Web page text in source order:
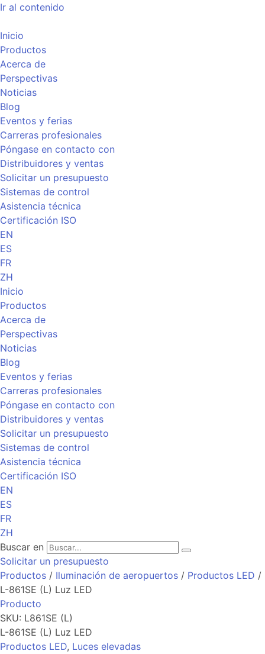
Ir al contenido
Inicio
Productos
Acerca de
Perspectivas
Noticias
Blog
Eventos y ferias
Carreras profesionales
Póngase en contacto con
Distribuidores y ventas
Solicitar un presupuesto
Sistemas de control
Asistencia técnica
Certificación ISO
EN
ES
FR
ZH
Inicio
Productos
Acerca de
Perspectivas
Noticias
Blog
Eventos y ferias
Carreras profesionales
Póngase en contacto con
Distribuidores y ventas
Solicitar un presupuesto
Sistemas de control
Asistencia técnica
Certificación ISO
EN
ES
FR
ZH
Buscar en
Solicitar un presupuesto
Productos / Iluminación de aeropuertos / Productos LED /
L-861SE (L) Luz LED
Producto
SKU: L861SE (L)
L-861SE (L) Luz LED
Productos LED, Luces elevadas